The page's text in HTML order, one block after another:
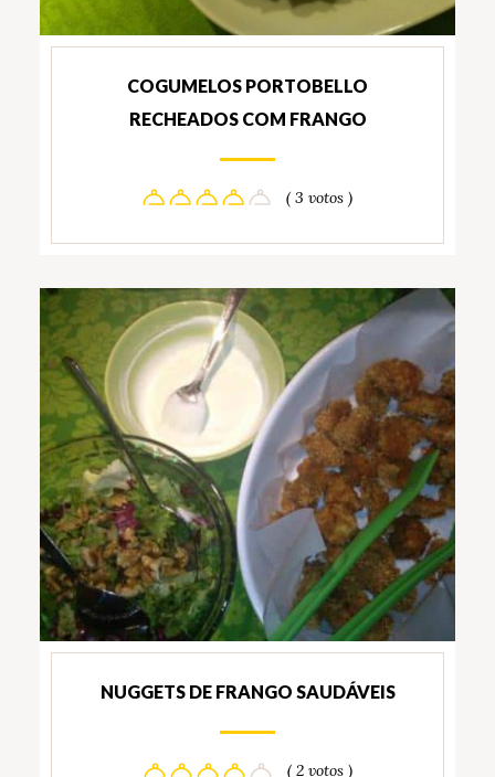
COGUMELOS PORTOBELLO
RECHEADOS COM FRANGO
( 3 votos )
NUGGETS DE FRANGO SAUDÁVEIS
( 2 votos )